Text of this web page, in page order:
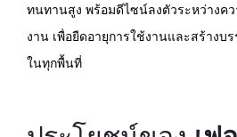
ทนทานสูง พร้อมดีไซน์ลงตัวระหว่างค
งาน เพื่อยืดอายุการใช้งานและสร้างบ
ในทุกพื้นที่